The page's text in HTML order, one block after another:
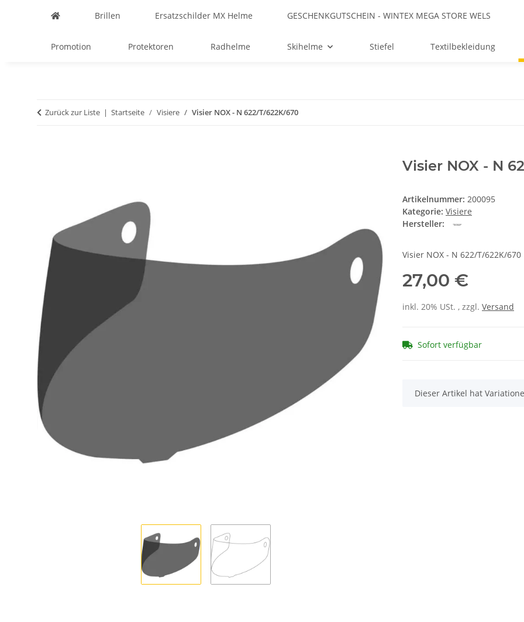
Brillen Ersatzschilder MX Helme GESCHENKGUTSCHEIN - WINTEX MEGA STORE WELS
Promotion Protektoren Radhelme Skihelme Stiefel Textilbekleidung
Zurück zur Liste Startseite Visiere Visier NOX - N 622/T/622K/670
Visier NOX - N
Artikelnummer: 200095
Kategorie: Visiere
Hersteller:
Visier NOX - N 622/T/622K/670
27,00 €
inkl. 20% USt. , zzgl. Versand
Sofort verfügbar
x
Dieser Artikel hat